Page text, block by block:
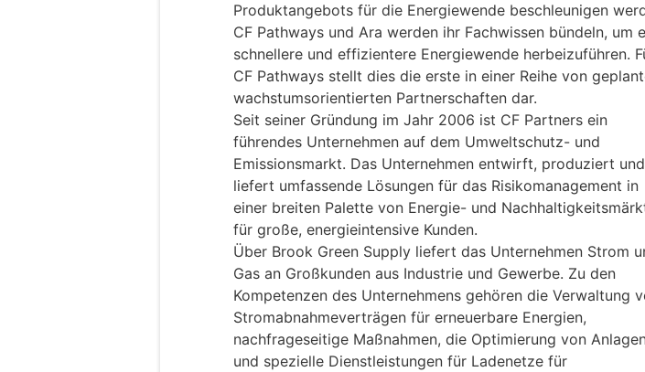
Produktangebots für die Energiewende beschleunigen
CF Pathways und Ara werden ihr Fachwissen bündeln, um
schnellere und effizientere Energiewende herbeizuführen.
CF Pathways stellt dies die erste in einer Reihe von
wachstumsorientierten Partnerschaften dar.
Seit seiner Gründung im Jahr 2006 ist CF Partners ein
führendes Unternehmen auf dem Umweltschutz- und
Emissionsmarkt. Das Unternehmen entwirft, produziert und
liefert umfassende Lösungen für das Risikomanagement in
einer breiten Palette von Energie- und
für große, energieintensive Kunden.
Über Brook Green Supply liefert das Unternehmen Strom
Gas an Großkunden aus Industrie und Gewerbe. Zu den
Kompetenzen des Unternehmens gehören die Verwaltung
Stromabnahmeverträgen für erneuerbare Energien,
nachfrageseitige Maßnahmen, die Optimierung von
und spezielle Dienstleistungen für Ladenetze für